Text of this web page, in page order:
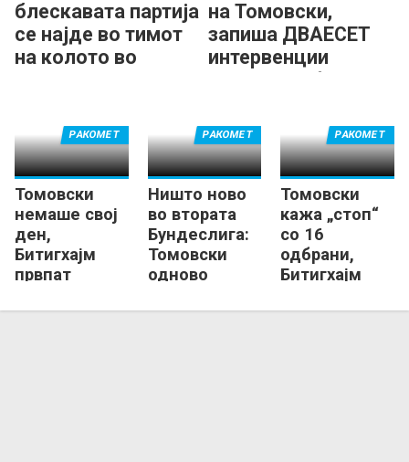
блескавата партија
се најде во тимот
на колото во
на Томовски,
запиша ДВАЕСЕТ
интервенции
против Крефелд
Томовски
немаше свој
ден,
Битигхајм
првпат
Бундеслига
РАКОМЕТ
Ништо ново
во втората
Бундеслига:
Томовски
одново
за Битигхајм!
РАКОМЕТ
Томовски
кажа „стоп“
со 16
одбрани,
Битигхајм
победува
РАКОМЕТ